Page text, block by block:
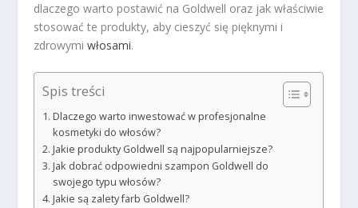
dlaczego warto postawić na Goldwell oraz jak właściwie
stosować te produkty, aby cieszyć się pięknymi i
zdrowymiwłosami.
Spis treści
Dlaczego warto inwestować w profesjonalne
kosmetyki do włosów?
Jakie produkty Goldwell są najpopularniejsze?
Jak dobrać odpowiedni szampon Goldwell do
swojego typu włosów?
Jakie są zalety farb Goldwell?